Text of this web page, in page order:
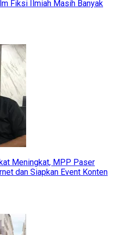
Fiksi Ilmiah Masih Banyak
Meningkat, MPP Paser
dan Siapkan Event Konten